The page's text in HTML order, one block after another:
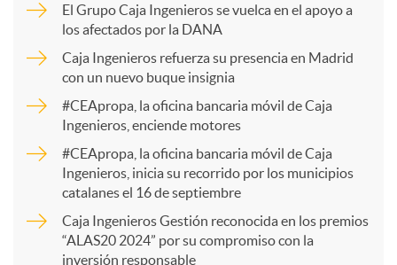
p
a
r
t
El Grupo Caja Ingenieros se vuelca en el apoyo a
los afectados por la DANA
Caja Ingenieros refuerza su presencia en Madrid
con un nuevo buque insignia
#CEApropa, la oficina bancaria móvil de Caja
Ingenieros, enciende motores
#CEApropa, la oficina bancaria móvil de Caja
Ingenieros, inicia su recorrido por los municipios
catalanes el 16 de septiembre
Caja Ingenieros Gestión reconocida en los premios
“ALAS20 2024” por su compromiso con la
inversión responsable